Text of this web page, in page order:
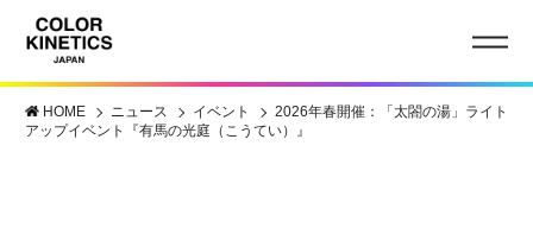
HOME ニュース イベント
2026年春開催：「太閤の湯」ライト
アップイベント『有馬の光庭（こうてい）』